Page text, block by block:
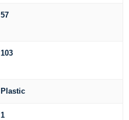
57
103
Plastic
1